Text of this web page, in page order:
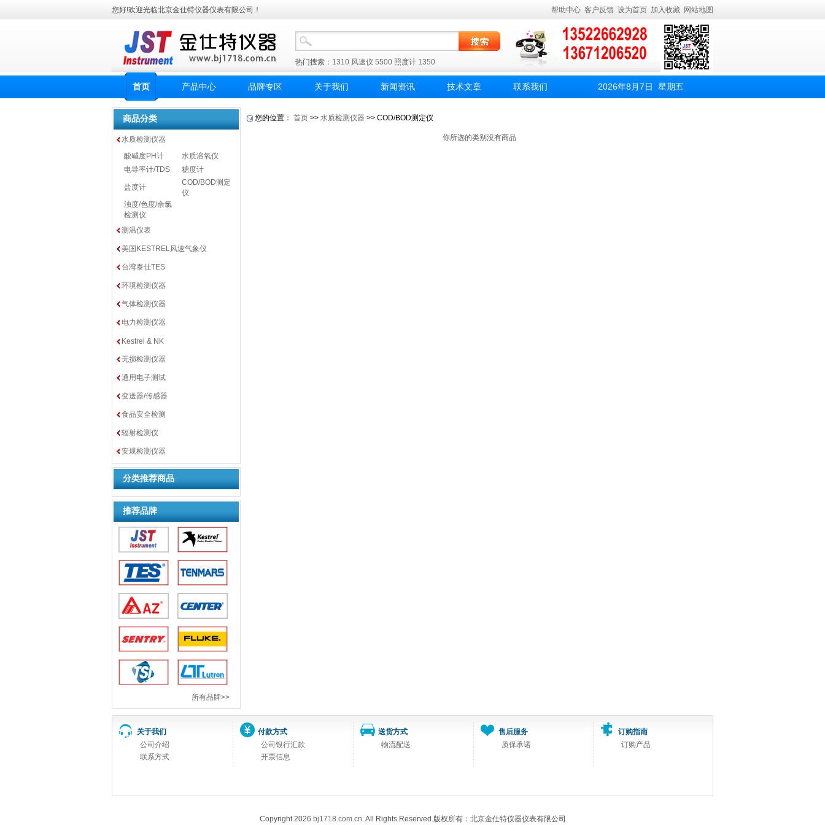
您好!欢迎光临北京金仕特仪器仪表有限公司！ 帮助中心 客户反馈 设为首页 加入收藏 网站地图
热门搜索： 1310 风速仪 5500 照度计 1350
首页 产品中心 品牌专区 关于我们 新闻资讯 技术文章 联系我们 2026年8月7日 星期五
商品分类
水质检测仪器
酸碱度PH计
水质溶氧仪
电导率计/TDS
糖度计
盐度计
COD/BOD测定
仪
浊度/色度/余氯
检测仪
测温仪表
美国KESTREL风速气象仪
台湾泰仕TES
环境检测仪器
气体检测仪器
电力检测仪器
Kestrel & NK
无损检测仪器
通用电子测试
变送器/传感器
食品安全检测
辐射检测仪
安规检测仪器
分类推荐商品
推荐品牌
所有品牌>>
您的位置： 首页 >> 水质检测仪器 >> COD/BOD测定仪
你所选的类别没有商品
关于我们
公司介绍
联系方式
付款方式
公司银行汇款
开票信息
送货方式
物流配送
售后服务
质保承诺
订购指南
订购产品
Copyright 2026 bj1718.com.cn. All Rights Reserved.版权所有：北京金仕特仪器仪表有限公司